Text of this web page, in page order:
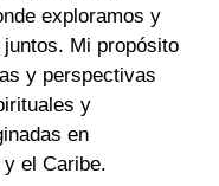
exploramos y
Mi propósito
y perspectivas
y
en
y el Caribe.